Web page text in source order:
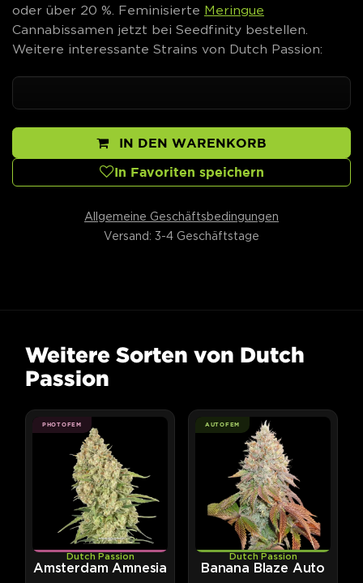
oder über 20 %. Feminisierte Meringue
Cannabissamen jetzt bei Seedfinity bestellen.
Weitere interessante Strains von Dutch Passion:
IN DEN WARENKORB
In Favoriten speichern
Allgemeine Geschäftsbedingungen
Versand: 3-4 Geschäftstage
Weitere Sorten von Dutch
Passion
PHOTOFEM
Dutch Passion
Amsterdam Amnesia
AUTOFEM
Dutch Passion
Banana Blaze Auto